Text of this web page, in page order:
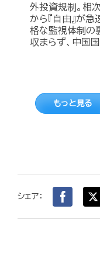
外投資規制。相
から『自由』が
格な監視体制の
収まらず、中国
もっと見る
シェア：